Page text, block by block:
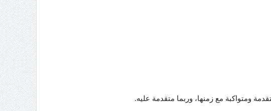
ومتواكبة مع زمنها، وربما متقدمة عليه.